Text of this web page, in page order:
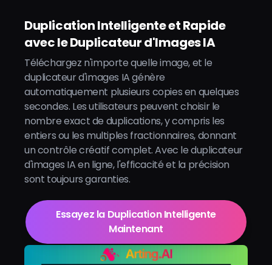
Duplication Intelligente et Rapide
avec le Duplicateur d'Images IA
Téléchargez n'importe quelle image, et le
duplicateur d'images IA génère
automatiquement plusieurs copies en quelques
secondes. Les utilisateurs peuvent choisir le
nombre exact de duplications, y compris les
entiers ou les multiples fractionnaires, donnant
un contrôle créatif complet. Avec le duplicateur
d'images IA en ligne, l'efficacité et la précision
sont toujours garanties.
Essayez la Duplication Intelligente
Maintenant